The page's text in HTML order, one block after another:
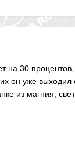
на 30
он уже
из магния,